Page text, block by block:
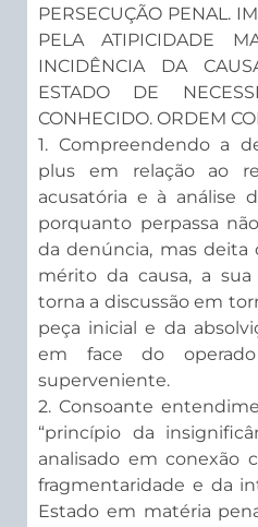
PERSECUÇÃO PENAL.
PELA ATIPICIDADE
INCIDÊNCIA DA
ESTADO DE
CONHECIDO. ORDEM
1. Compreendendo a
plus em relação ao
acusatória e à análise
porquanto perpassa
da denúncia, mas deita
mérito da causa, a
torna a discussão em
peça inicial e da
em face do
superveniente.
2. Consoante
“princípio da
analisado em conexão
fragmentaridade e da
Estado em matéria